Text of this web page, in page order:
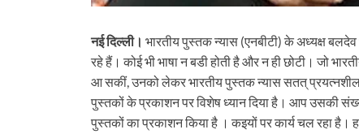
नई दिल्ली। भारतीय पुस्तक न्यास (एनबीटी) के अध्यक्ष
रहे हैं। कोई भी भाषा न बडी होती है और न ही छोटी। जो
आ सकीं, उनको लेकर भारतीय पुस्तक न्यास सतत्
पुस्तकों के प्रकाशन पर विशेष ध्यान दिया है। आप उसकी
पुस्तकों का प्रकाशन किया है । कइयों पर कार्य चल रहा है।